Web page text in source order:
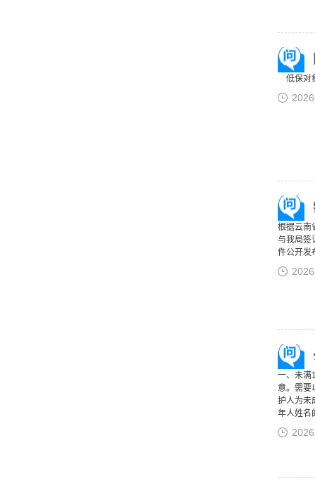
低保对
根据云南
与我局签
件公开发
一、未满
意。需要
护人为未
年人姓名